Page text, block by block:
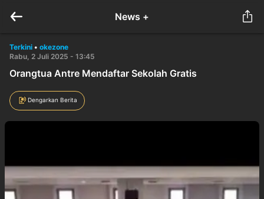
News +
Terkini • okezone
Rabu, 2 Juli 2025 - 13:45
Orangtua Antre Mendaftar Sekolah Gratis
Dengarkan Berita